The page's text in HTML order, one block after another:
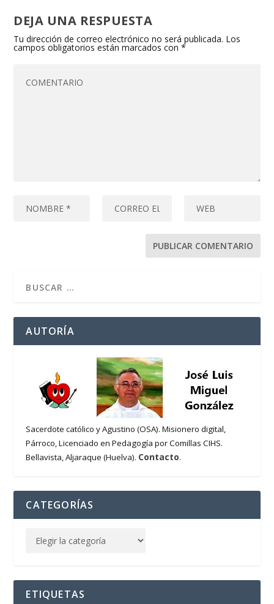
DEJA UNA RESPUESTA
Tu dirección de correo electrónico no será publicada. Los
campos obligatorios están marcados con*
AUTORÍA
Sacerdote católico y Agustino (OSA). Misionero digital,
Párroco, Licenciado en Pedagogía por Comillas CIHS.
Bellavista, Aljaraque (Huelva). Contacto.
CATEGORÍAS
ETIQUETAS